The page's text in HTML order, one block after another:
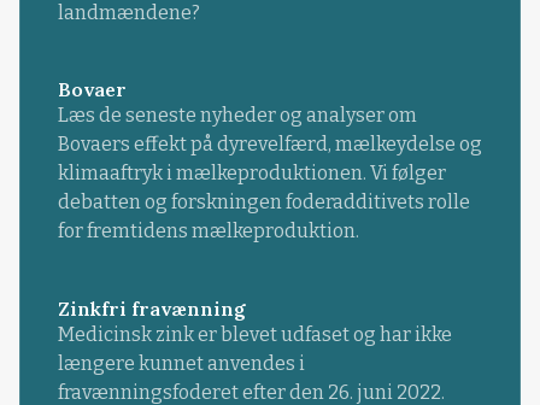
landmændene?
Bovaer
Læs de seneste nyheder og analyser om
Bovaers effekt på dyrevelfærd, mælkeydelse og
klimaaftryk i mælkeproduktionen. Vi følger
debatten og forskningen foderadditivets rolle
for fremtidens mælkeproduktion.
Zinkfri fravænning
Medicinsk zink er blevet udfaset og har ikke
længere kunnet anvendes i
fravænningsfoderet efter den 26. juni 2022.